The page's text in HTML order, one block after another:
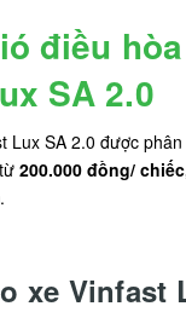
điều
SA 2.0
Lux SA 2.0 được
200.000 đồng/
.
xe Vinfast